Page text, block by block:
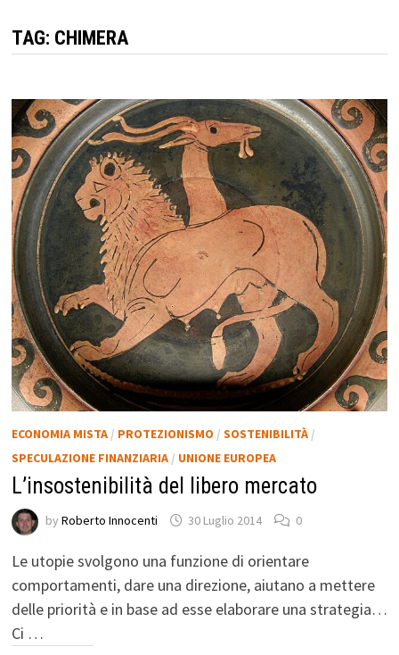
TAG: CHIMERA
ECONOMIA MISTA/ PROTEZIONISMO / SOSTENIBILITÀ/
SPECULAZIONE FINANZIARIA/ UNIONE EUROPEA
L’insostenibilità del libero mercato
by Roberto Innocenti 30 Luglio 2014 0
Le utopie svolgono una funzione di orientare
comportamenti, dare una direzione, aiutano a mettere
delle priorità e in base ad esse elaborare una strategia…
Ci …